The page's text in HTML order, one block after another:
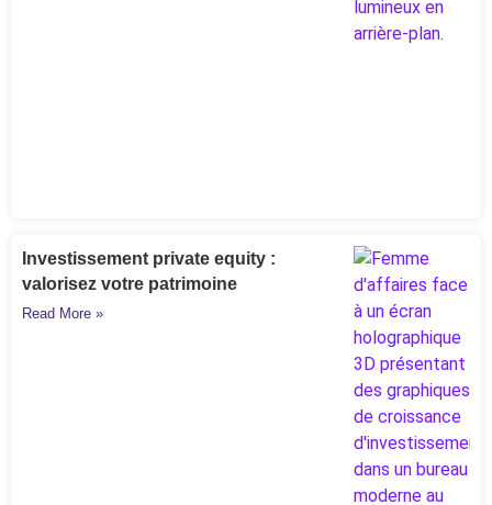
Investissement private equity :
valorisez votre patrimoine
Read More »